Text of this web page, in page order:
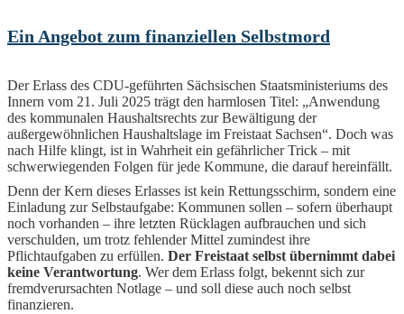
Ein Angebot zum finanziellen Selbstmord
Der Erlass des CDU-geführten Sächsischen Staatsministeriums des
Innern vom 21. Juli 2025 trägt den harmlosen Titel: „Anwendung
des kommunalen Haushaltsrechts zur Bewältigung der
außergewöhnlichen Haushaltslage im Freistaat Sachsen“. Doch was
nach Hilfe klingt, ist in Wahrheit ein gefährlicher Trick – mit
schwerwiegenden Folgen für jede Kommune, die darauf hereinfällt.
Denn der Kern dieses Erlasses ist kein Rettungsschirm, sondern eine
Einladung zur Selbstaufgabe: Kommunen sollen – sofern überhaupt
noch vorhanden – ihre letzten Rücklagen aufbrauchen und sich
verschulden, um trotz fehlender Mittel zumindest ihre
Pflichtaufgaben zu erfüllen. Der Freistaat selbst übernimmt dabei
keine Verantwortung. Wer dem Erlass folgt, bekennt sich zur
fremdverursachten Notlage – und soll diese auch noch selbst
finanzieren.